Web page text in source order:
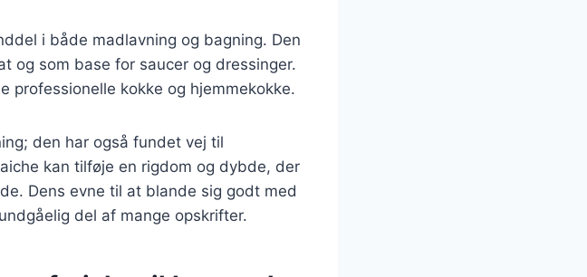
i både madlavning og bagning. Den
og som base for saucer og dressinger.
professionelle kokke og hjemmekokke.
den har også fundet vej til
kan tilføje en rigdom og dybde, der
Dens evne til at blande sig godt med
del af mange opskrifter.